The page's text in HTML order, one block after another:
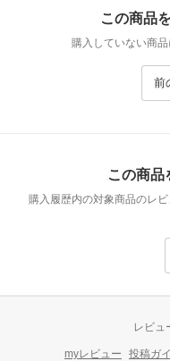
この商品
購入していない商品
前
この商品
購入履歴内の対象商品のレ
レビュ
myレビュー 投稿ガ